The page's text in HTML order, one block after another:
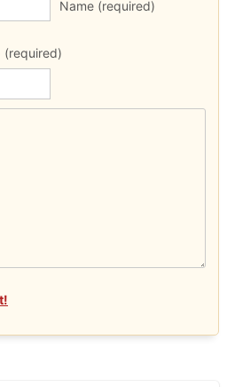
Name (required)
(required)